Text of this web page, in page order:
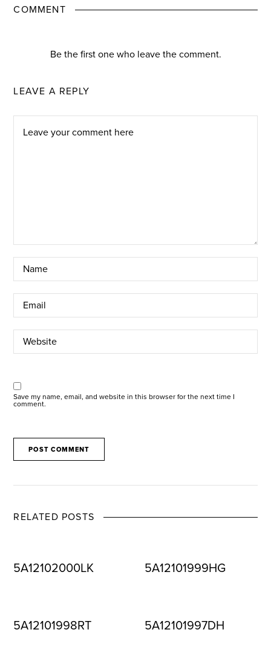
COMMENT
Be the first one who leave the comment.
LEAVE A REPLY
Save my name, email, and website in this browser for the next time I
comment.
RELATED POSTS
5A12102000LK 5A12101999HG
5A12101998RT 5A12101997DH